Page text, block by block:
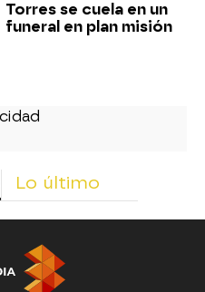
Torres se cuela en un
funeral en plan misión
Lo último